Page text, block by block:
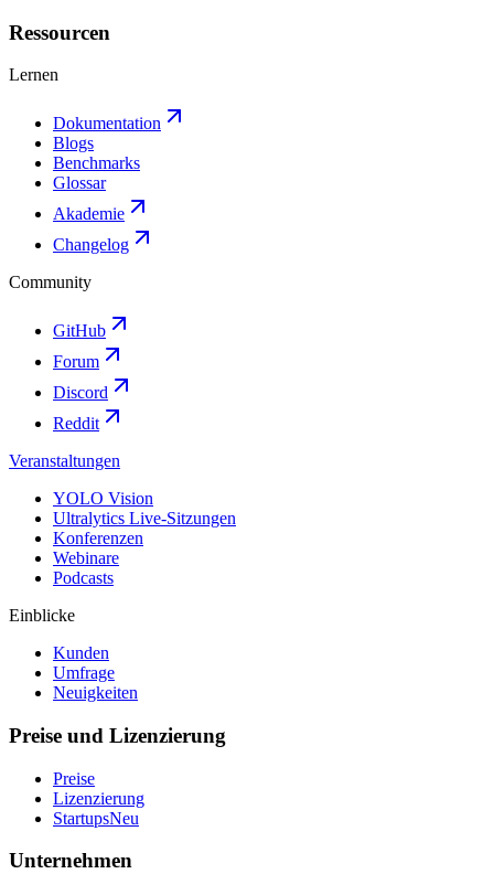
Ressourcen
Lernen
Dokumentation
Blogs
Benchmarks
Glossar
Akademie
Changelog
Community
GitHub
Forum
Discord
Reddit
Veranstaltungen
YOLO Vision
Ultralytics Live-Sitzungen
Konferenzen
Webinare
Podcasts
Einblicke
Kunden
Umfrage
Neuigkeiten
Preise und Lizenzierung
Preise
Lizenzierung
StartupsNeu
Unternehmen